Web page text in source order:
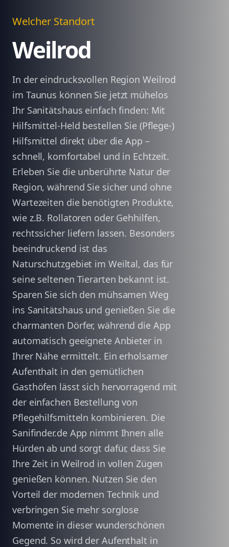
Welcher Standort
Weilrod
In der eindrucksvollen Region Weilrod
im Taunus können Sie jetzt mühelos
Ihr Sanitätshaus einfach finden: Mit
Hilfsmittel-Held bestellen Sie (Pflege-)
Hilfsmittel direkt über die App –
schnell, komfortabel und in Echtzeit.
Erleben Sie die unberührte Natur der
Region, während Sie sicher und ohne
Wartezeiten die benötigten Produkte,
wie z.B. Rollatoren oder Gehhilfen,
rechtssicher liefern lassen. Besonders
beeindruckend ist das
Naturschutzgebiet im Weiltal, das für
seine seltenen Tierarten bekannt ist.
Sparen Sie sich den mühsamen Weg
ins Sanitätshaus und genießen Sie die
charmanten Dörfer, während die App
automatisch geeignete Anbieter in
Ihrer Nähe ermittelt. Ein erholsamer
Aufenthalt in den gemütlichen
Gasthöfen lässt sich hervorragend mit
der einfachen Bestellung von
Pflegehilfsmitteln kombinieren. Die
Sanifinder.de App nimmt Ihnen alle
Hürden ab und sorgt dafür, dass Sie
Ihre Zeit in Weilrod in vollen Zügen
genießen können. Nutzen Sie den
Vorteil der modernen Technik und
verbringen Sie mehr sorglose
Momente in dieser wunderschönen
Gegend. So wird der Aufenthalt in